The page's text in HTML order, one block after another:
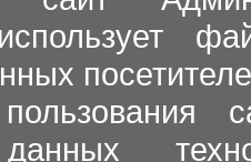
использует
данных